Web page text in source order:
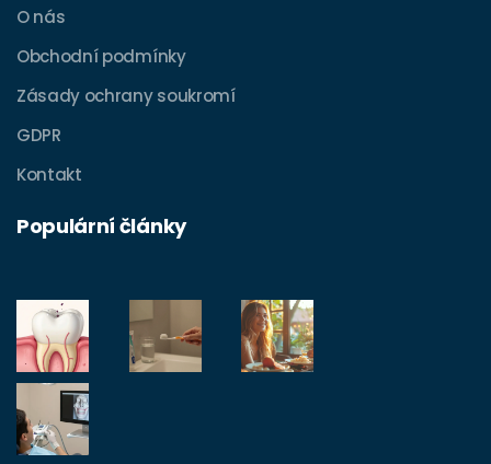
O nás
Obchodní podmínky
Zásady ochrany soukromí
GDPR
Kontakt
Populární články